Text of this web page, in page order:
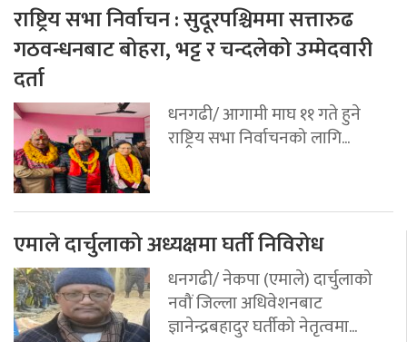
राष्ट्रिय सभा निर्वाचन : सुदूरपश्चिममा सत्तारुढ
गठवन्धनबाट बोहरा, भट्ट र चन्दलेको उम्मेदवारी
दर्ता
धनगढी/ आगामी माघ ११ गते हुने
राष्ट्रिय सभा निर्वाचनको लागि...
एमाले दार्चुलाको अध्यक्षमा घर्ती निविरोध
धनगढी/ नेकपा (एमाले) दार्चुलाको
नवौं जिल्ला अधिवेशनबाट
ज्ञानेन्द्रबहादुर घर्तीको नेतृत्वमा...